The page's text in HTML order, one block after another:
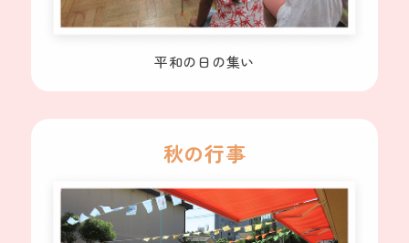
平和の日の集い
秋の行事